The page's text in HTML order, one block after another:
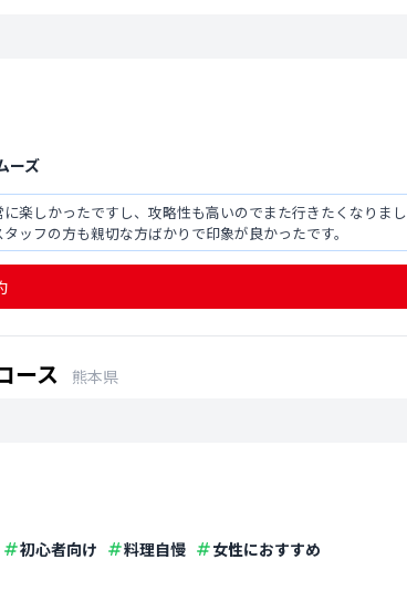
ーズ
楽しかったですし、攻略性も高いのでまた行きたくなりまし
ッフの方も親切な方ばかりで印象が良かったです。
ース
熊本県
初心者向け 料理自慢
女性におすすめ